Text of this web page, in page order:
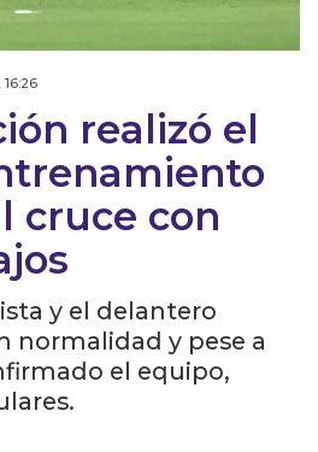
realizó el
cruce con
y el delantero
normalidad y pese a
el equipo,